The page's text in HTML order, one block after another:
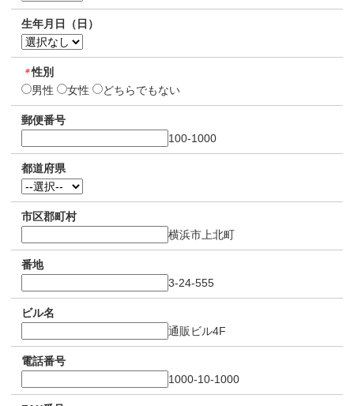
生年月日（日）
＊性別
男性
女性 どちらでもない
郵便番号
100-1000
都道府県
市区郡町村
横浜市上北町
番地
3-24-555
ビル名
通販ビル4F
電話番号
1000-10-1000